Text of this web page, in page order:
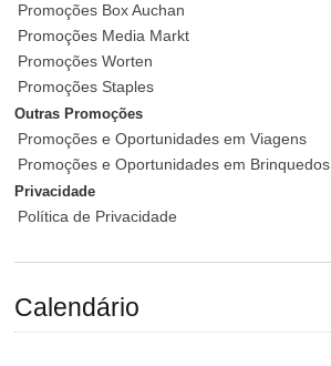
Promoções Box Auchan
Promoções Media Markt
Promoções Worten
Promoções Staples
Outras Promoções
Promoções e Oportunidades em Viagens
Promoções e Oportunidades em Brinquedos
Privacidade
Política de Privacidade
Calendário